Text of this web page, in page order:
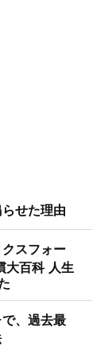
せた理由
スフォー
大百科 人生
、過去最